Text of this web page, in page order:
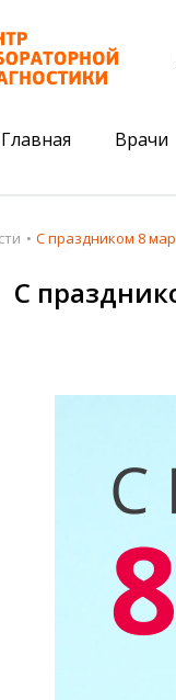
Главная Врачи
С праздником 8
С